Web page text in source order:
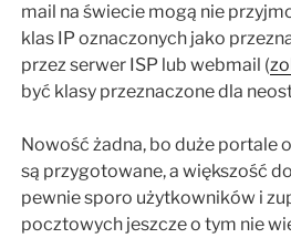
mail na świecie mogą nie
klas IP oznaczonych jako
przez serwer ISP lub webmail (
być klasy przeznaczone dla
Nowość żadna, bo duże portale
są przygotowane, a większość
pewnie sporo użytkowników i
pocztowych jeszcze o tym nie